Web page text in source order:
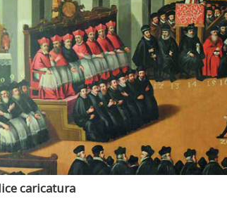
caricatura